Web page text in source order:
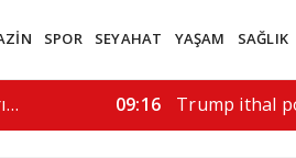
SPOR SEYAHAT YAŞAM SAĞLIK
11:52 ABD'de